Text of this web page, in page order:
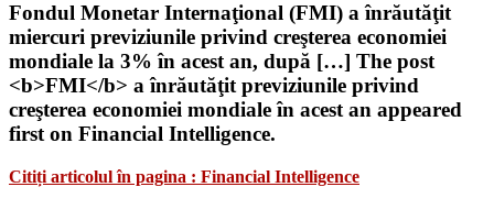
Fondul Monetar Internaţional (FMI) a înrăutăţit
miercuri previziunile privind creşterea economiei
mondiale la 3% în acest an, după […] The post
<b>FMI</b> a înrăutăţit previziunile privind
creşterea economiei mondiale în acest an appeared
first on Financial Intelligence.
Citiți articolul în pagina : Financial Intelligence